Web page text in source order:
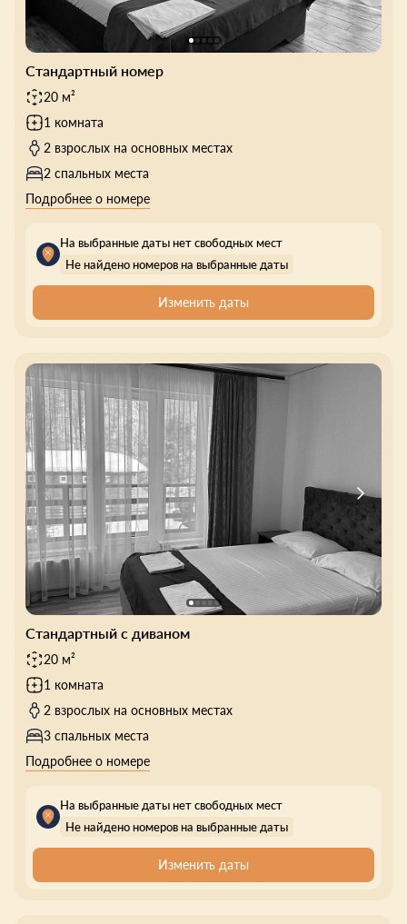
Стандартный номер
20 м²
1 комната
2 взрослых на основных местах
2 спальных места
Подробнее о номере
На выбранные даты нет свободных мест
Не найдено номеров на выбранные даты
Изменить даты
Стандартный с диваном
20 м²
1 комната
2 взрослых на основных местах
3 спальных места
Подробнее о номере
На выбранные даты нет свободных мест
Не найдено номеров на выбранные даты
Изменить даты